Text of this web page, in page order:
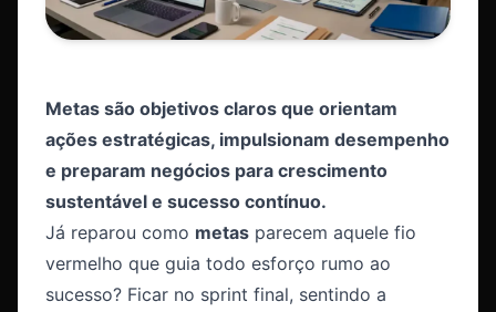
Metas são objetivos claros que orientam
ações estratégicas, impulsionam desempenho
e preparam negócios para crescimento
sustentável e sucesso contínuo.
Já reparou como metas parecem aquele fio
vermelho que guia todo esforço rumo ao
sucesso? Ficar no sprint final, sentindo a